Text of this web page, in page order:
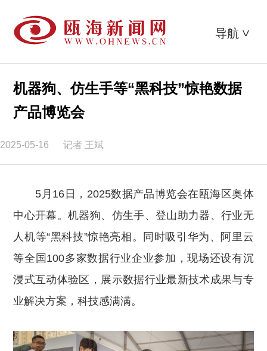
导航 >
机器狗、仿生手等“黑科技”惊艳数据
产品博览会
2025-05-16 记者 王斌
5月16日，2025数据产品博览会在瓯海区奥体
中心开幕。机器狗、仿生手、登山助力器、行业无
人机等“黑科技”惊艳亮相。同时吸引华为、阿里云
等全国100多家数据行业企业参加，现场还设有沉
浸式互动体验区，展示数据行业最新技术成果与专
业解决方案，科技感满满。